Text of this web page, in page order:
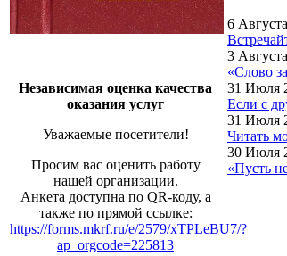
Независимая оценка качества
оказания услуг
Уважаемые посетители!
Просим вас оценить работу
нашей организации.
Анкета доступна по QR-коду, а
также по прямой ссылке:
https://forms.mkrf.ru/e/2579/xTPLeBU7/?
ap_orgcode=225813
6
3
«Слово
31 Июля
Если с
31 Июля
Читать
30 Июля
«Пусть